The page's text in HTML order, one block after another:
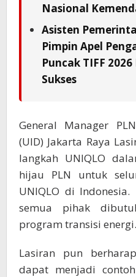
Nasional
Asisten
Pimpin Apel
Puncak TIFF
Sukses
General Manager
(UID) Jakarta Raya
langkah UNIQLO
hijau PLN untuk
UNIQLO di
semua pihak
program transisi energi.
Lasiran pun
dapat menjadi